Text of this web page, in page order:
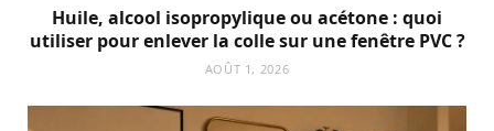
Huile, alcool isopropylique ou acétone : quoi
utiliser pour enlever la colle sur une fenêtre PVC ?
AOÛT 1, 2026